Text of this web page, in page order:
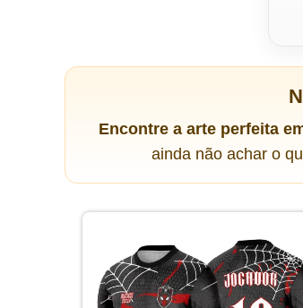
Encontre a arte perfeita
ainda não achar o